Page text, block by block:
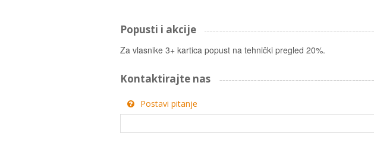
Popusti i akcije
Za vlasnike 3+ kartica popust na tehnički pregled 20%.
Kontaktirajte nas
Postavi pitanje